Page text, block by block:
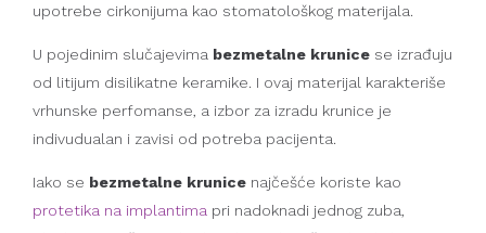
upotrebe cirkonijuma kao stomatološkog materijala.
U pojedinim slučajevima bezmetalne krunice se izrađuju
od litijum disilikatne keramike. I ovaj materijal karakteriše
vrhunske perfomanse, a izbor za izradu krunice je
indivudualan i zavisi od potreba pacijenta.
Iako se bezmetalne krunice najčešće koriste kao
protetika na implantima pri nadoknadi jednog zuba,